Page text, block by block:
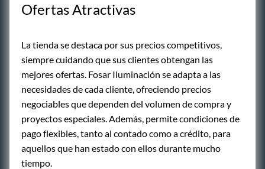
Ofertas Atractivas
La tienda se destaca por sus precios competitivos,
siempre cuidando que sus clientes obtengan las
mejores ofertas. Fosar Iluminación se adapta a las
necesidades de cada cliente, ofreciendo precios
negociables que dependen del volumen de compra y
proyectos especiales. Además, permite condiciones de
pago flexibles, tanto al contado como a crédito, para
aquellos que han estado con ellos durante mucho
tiempo.